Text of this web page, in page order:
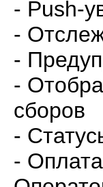
- Push-
-
-
-
сборов
-
-